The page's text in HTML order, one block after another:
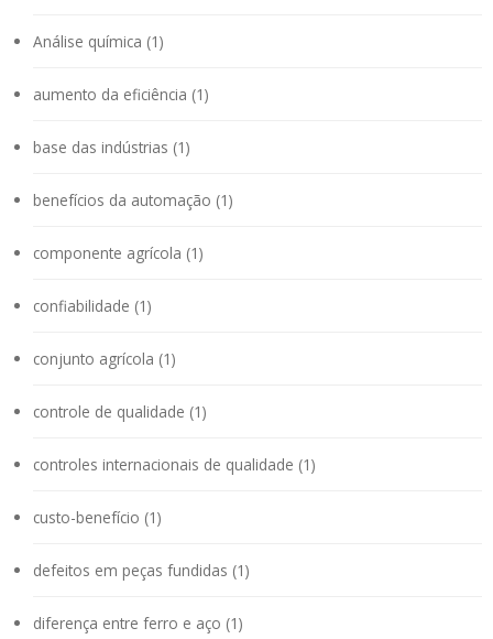
Análise química (1)
aumento da eficiência (1)
base das indústrias (1)
benefícios da automação (1)
componente agrícola (1)
confiabilidade (1)
conjunto agrícola (1)
controle de qualidade (1)
controles internacionais de qualidade (1)
custo-benefício (1)
defeitos em peças fundidas (1)
diferença entre ferro e aço (1)